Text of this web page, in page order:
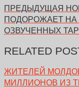
ПРЕДЫДУЩАЯ
ПОДОРОЖАЕТ НА
ОЗВУЧЕННЫХ
RELATED
ЖИТЕЛЕЙ
МИЛЛИОНОВ ИЗ